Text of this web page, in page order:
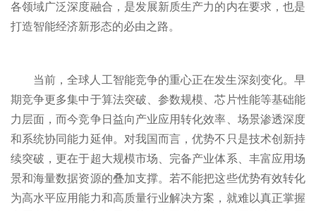
各领域广泛深度融合，是发展新质生产力的内在要求，也是
打造智能经济新形态的必由之路。
当前，全球人工智能竞争的重心正在发生深刻变化。早
期竞争更多集中于算法突破、参数规模、芯片性能等基础能
力层面，而今竞争日益向产业应用转化效率、场景渗透深度
和系统协同能力延伸。对我国而言，优势不只是技术创新持
续突破，更在于超大规模市场、完备产业体系、丰富应用场
景和海量数据资源的叠加支撑。若不能把这些优势有效转化
为高水平应用能力和高质量行业解决方案，就难以真正掌握